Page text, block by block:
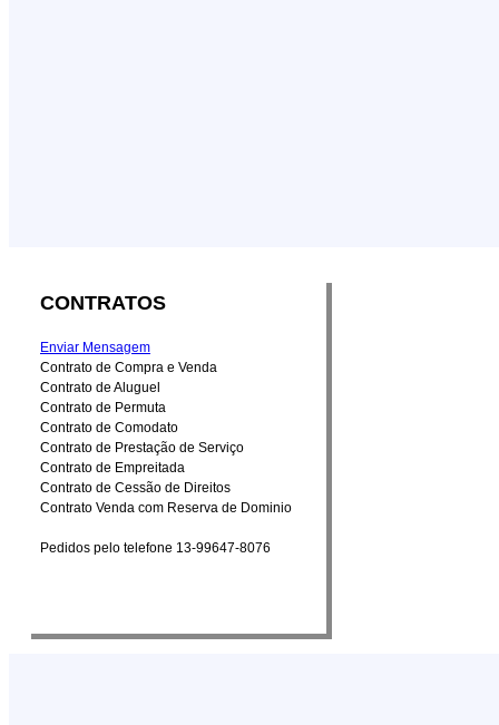
CONTRATOS
Enviar Mensagem
Contrato de Compra e Venda
Contrato de Aluguel
Contrato de Permuta
Contrato de Comodato
Contrato de Prestação de Serviço
Contrato de Empreitada
Contrato de Cessão de Direitos
Contrato Venda com Reserva de Dominio
Pedidos pelo telefone 13-99647-8076